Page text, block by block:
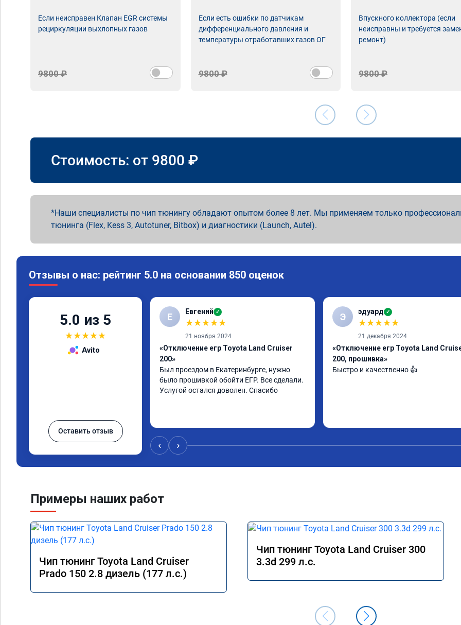
Если неисправен Клапан EGR системы
рециркуляции выхлопных газов
9800 ₽
Если есть ошибки по датчикам
дифференциального давления и
температуры отработавших газов ОГ
9800 ₽
Впускного коллектора (если
неисправны и требуется
ремонт)
9800 ₽
Стоимость: от 9800 ₽
Наши специалисты по чип тюнингу обладают опытом более 8 лет. Мы применяем только
тюнинга (Flex, Kess 3, Autotuner, Bitbox) и диагностики (Launch, Autel).
Отзывы о нас: рейтинг 5.0 на основании 850 оценок
5.0 из 5
★★★★★
Avito
Оставить отзыв
Е Евгений ✓
★★★★★
21 ноября 2024
«Отключение егр Toyota Land Cruiser
200»
Был проездом в Екатеринбурге, нужно
было прошивкой обойти ЕГР. Все сделали.
Услугой остался доволен. Спасибо
Э эдуард ✓
★★★★★
21 декабря 2024
«Отключение егр Toyota Land
200, прошивка»
Быстро и качественно 👍
‹ ›
Примеры наших работ
Чип тюнинг Toyota Land Cruiser
Prado 150 2.8 дизель (177 л.с.)
Чип тюнинг Toyota Land Cruiser 300
3.3d 299 л.с.